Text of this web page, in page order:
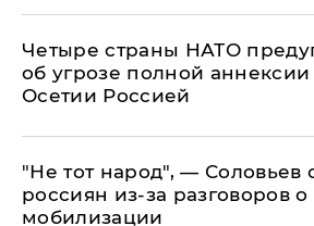
Четыре страны НАТО
об угрозе полной
Осетии Россией
​"Не тот народ", — Соловьев
россиян из-за разговоров о
мобилизации